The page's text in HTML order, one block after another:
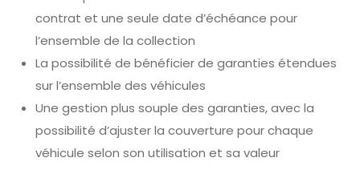
contrat et une seule date d’échéance pour
l’ensemble de la collection
La possibilité de bénéficier de garanties étendues
sur l’ensemble des véhicules
Une gestion plus souple des garanties, avec la
possibilité d’ajuster la couverture pour chaque
véhicule selon son utilisation et sa valeur